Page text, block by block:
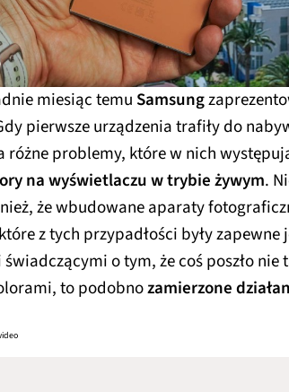
miesiąc temu Samsung
pierwsze urządzenia trafiły do
różne problemy, które w nich
na wyświetlaczu w trybie żywym.
że wbudowane aparaty
z tych przypadłości były
o tym, że coś poszło nie
to podobnozamierzone